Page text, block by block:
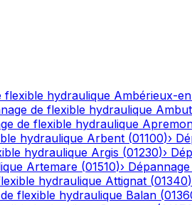
flexible hydraulique Ambérieux-
de flexible hydraulique
de flexible hydraulique
hydraulique Arbent (01100)›
hydraulique Argis (01230)›
Artemare (01510)›
hydraulique Attignat (01340)
flexible hydraulique Balan (